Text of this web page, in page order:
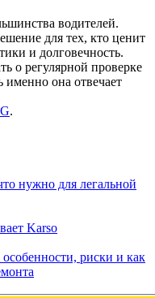
водителей.
для тех, кто ценит
и долговечность.
о регулярной проверке
именно она отвечает
.
нужно для легальной
Karso
риски и как